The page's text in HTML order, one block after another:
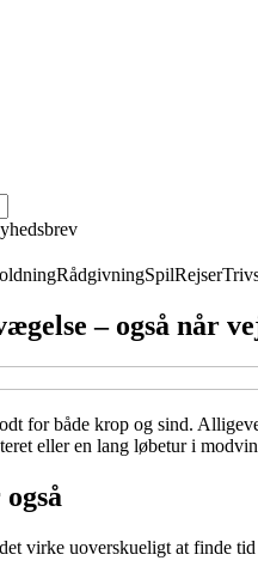
RådgivningSpilRejser
– også når
for både krop og sind.
eller en lang løbetur i
virke uoverskueligt at finde